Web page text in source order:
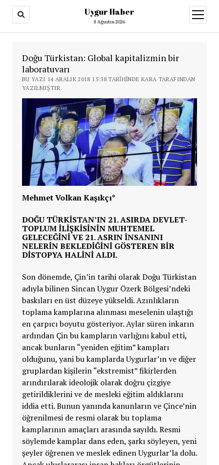
Uygur Haber
8 Ağustos 2026
aç
Doğu Türkistan: Global kapitalizmin bir
laboratuvarı
BU YAZI 14 ARALIK 2018 15:38 TARIHINDE KARA TARAFINDAN
YAZILMIŞTIR.
Mehmet Volkan Kaşıkçı*
DOĞU TÜRKISTAN’IN 21. ASIRDA DEVLET-
TOPLUM ILIŞKISININ MUHTEMEL
GELECEĞINI VE 21. ASRIN INSANINI
NELERIN BEKLEDIĞINI GÖSTEREN BIR
DISTOPYA HALINI ALDI.
Son dönemde, Çin’in tarihi olarak Doğu Türkistan
adıyla bilinen Sincan Uygur Özerk Bölgesi’ndeki
baskıları en üst düzeye yükseldi. Azınlıkların
toplama kamplarına alınması meselenin ulaştığı
en çarpıcı boyutu gösteriyor. Aylar süren inkarın
ardından Çin bu kampların varlığını kabul etti,
ancak bunların “yeniden eğitim” kampları
olduğunu, yani bu kamplarda Uygurlar’ın ve diğer
gruplardan kişilerin “ekstremist” fikirlerden
arındırılarak ideolojik olarak doğru çizgiye
getirildiklerini ve de mesleki eğitim aldıklarını
iddia etti. Bunun yanında kanunların ve Çince’nin
öğrenilmesi de resmi olarak bu toplama
kamplarının amaçları arasında sayıldı. Resmi
söylemde kamplar dans eden, şarkı söyleyen, yeni
şeyler öğrenen ve meslek edinen Uygurlar’la dolu.